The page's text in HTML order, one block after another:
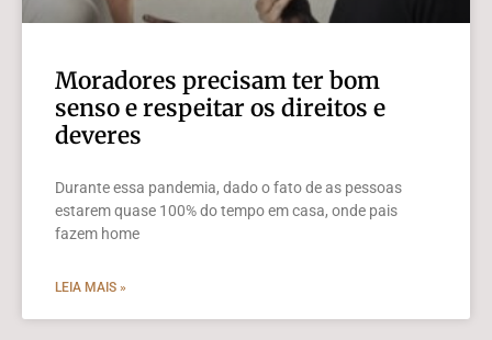
Moradores precisam ter bom
senso e respeitar os direitos e
deveres
Durante essa pandemia, dado o fato de as pessoas
estarem quase 100% do tempo em casa, onde pais
fazem home
LEIA MAIS »